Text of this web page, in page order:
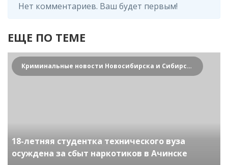
Нет комментариев. Ваш будет первым!
ЕЩЕ ПО ТЕМЕ
Криминальные новости Новосибирска и Сибирского региона
18-летняя студентка технического вуза
осуждена за сбыт наркотиков в Ачинске